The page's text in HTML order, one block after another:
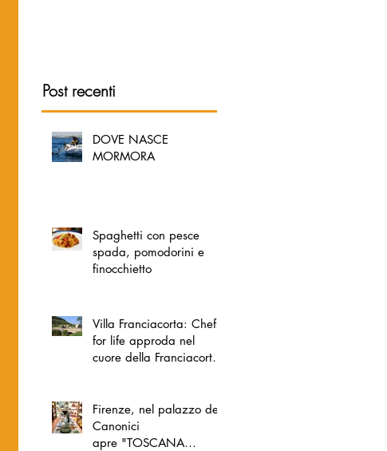
Post recenti
DOVE NASCE
MORMORA
Spaghetti con pesce
spada, pomodorini e
finocchietto
Villa Franciacorta: Chefs
for life approda nel
cuore della Franciacorta,
Firenze, nel palazzo dei
Canonici
apre "TOSCANA